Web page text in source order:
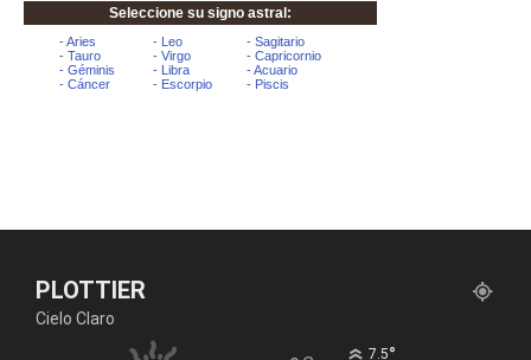
PLOTTIER
Cielo Claro
7.5°